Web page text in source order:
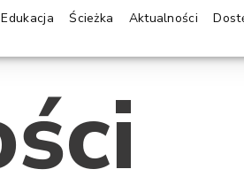
Edukacja Ścieżka Aktualności